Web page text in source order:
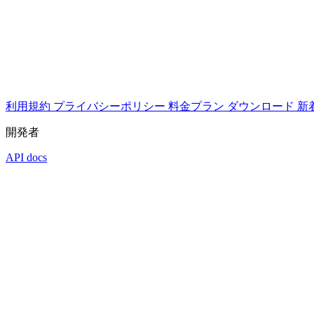
利用規約 プライバシーポリシー 料金プラン ダウンロード 新
開発者
API docs